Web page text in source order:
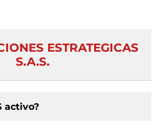
ESTRATEGICAS
S.A.S.
activo?